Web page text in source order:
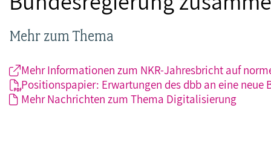
Mehr zum Thema
Mehr Informationen zum NKR-Jahresbricht auf
Positionspapier: Erwartungen des dbb an eine
Mehr Nachrichten zum Thema Digitalisierung